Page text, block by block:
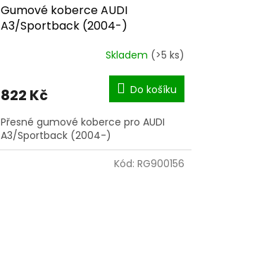
Gumové koberce AUDI
A3/Sportback (2004-)
Skladem (>5 ks)
822 Kč Do košíku
Přesné gumové koberce pro AUDI
A3/Sportback (2004-)
Kód: RG900156